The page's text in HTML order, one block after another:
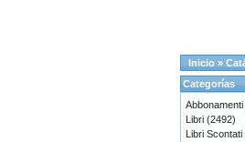
Inicio »
Categorías
Abbonamenti
Libri (2492)
Libri Scontati